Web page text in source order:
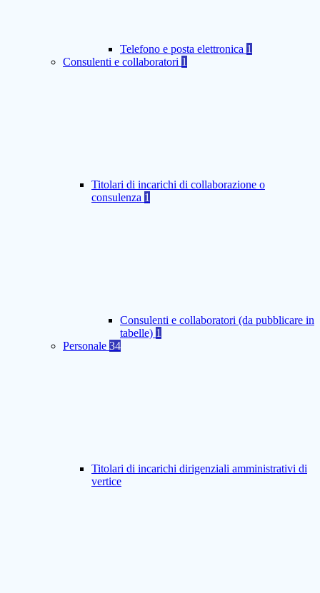
Telefono e posta elettronica 1
Consulenti e collaboratori 1
Titolari di incarichi di collaborazione o
consulenza 1
Consulenti e collaboratori (da pubblicare in
tabelle) 1
Personale 34
Titolari di incarichi dirigenziali amministrativi di
vertice